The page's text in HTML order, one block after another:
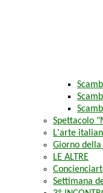
Spettacolo
L'arte
Giorno
LE ALTRE
Settimana